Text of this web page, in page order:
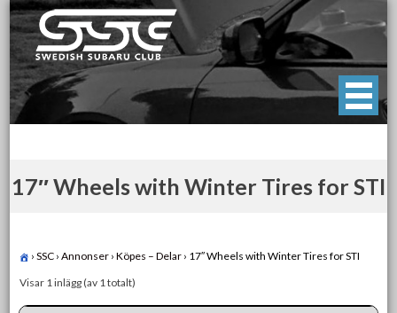
Skip
to
content
Swedish Subaru Club
För oss som älskar Subaru!
17″ Wheels with Winter Tires for STI
› SSC › Annonser › Köpes – Delar › 17″ Wheels with Winter Tires for STI
Visar 1 inlägg (av 1 totalt)